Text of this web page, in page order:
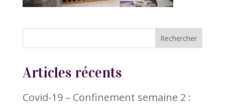
Articles récents
Covid-19 – Confinement semaine 2 :